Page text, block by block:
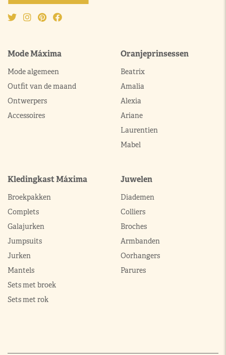
Mode Máxima
Mode algemeen
Outfit van de maand
Ontwerpers
Accessoires
Oranjeprinsessen
Beatrix
Amalia
Alexia
Ariane
Laurentien
Mabel
Kledingkast Máxima
Broekpakken
Complets
Galajurken
Jumpsuits
Jurken
Mantels
Sets met broek
Sets met rok
Juwelen
Diademen
Colliers
Broches
Armbanden
Oorhangers
Parures